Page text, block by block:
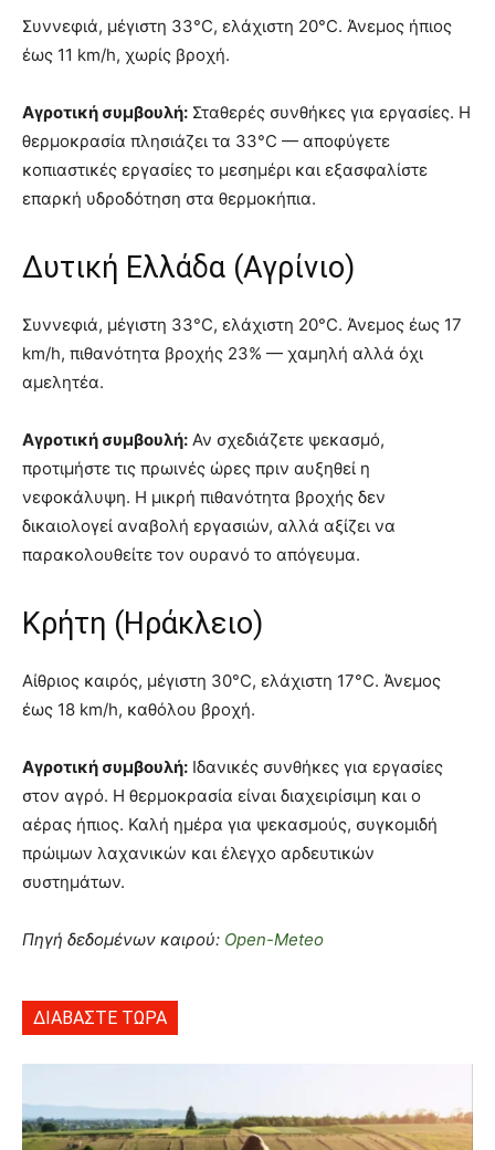
Συννεφιά, μέγιστη 33°C, ελάχιστη 20°C. Άνεμος ήπιος
έως 11 km/h, χωρίς βροχή.
Αγροτική συμβουλή: Σταθερές συνθήκες για εργασίες. Η
θερμοκρασία πλησιάζει τα 33°C — αποφύγετε
κοπιαστικές εργασίες το μεσημέρι και εξασφαλίστε
επαρκή υδροδότηση στα θερμοκήπια.
Δυτική Ελλάδα (Αγρίνιο)
Συννεφιά, μέγιστη 33°C, ελάχιστη 20°C. Άνεμος έως 17
km/h, πιθανότητα βροχής 23% — χαμηλή αλλά όχι
αμελητέα.
Αγροτική συμβουλή: Αν σχεδιάζετε ψεκασμό,
προτιμήστε τις πρωινές ώρες πριν αυξηθεί η
νεφοκάλυψη. Η μικρή πιθανότητα βροχής δεν
δικαιολογεί αναβολή εργασιών, αλλά αξίζει να
παρακολουθείτε τον ουρανό το απόγευμα.
Κρήτη (Ηράκλειο)
Αίθριος καιρός, μέγιστη 30°C, ελάχιστη 17°C. Άνεμος
έως 18 km/h, καθόλου βροχή.
Αγροτική συμβουλή: Ιδανικές συνθήκες για εργασίες
στον αγρό. Η θερμοκρασία είναι διαχειρίσιμη και ο
αέρας ήπιος. Καλή ημέρα για ψεκασμούς, συγκομιδή
πρώιμων λαχανικών και έλεγχο αρδευτικών
συστημάτων.
Πηγή δεδομένων καιρού: Open-Meteo
ΔΙΑΒΑΣΤΕ ΤΩΡΑ